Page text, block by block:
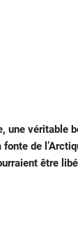
une véritable
de
être